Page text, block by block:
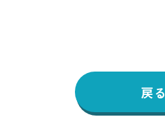
戻る